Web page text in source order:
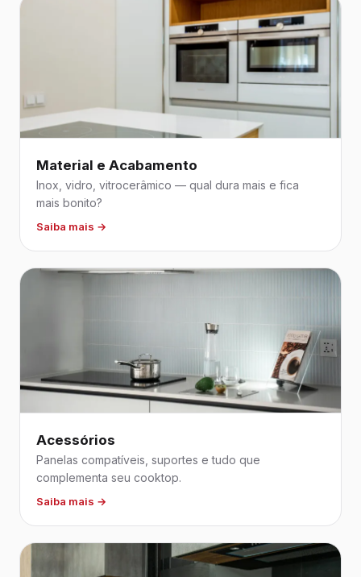
Material e Acabamento
Inox, vidro, vitrocerâmico — qual dura mais e fica
mais bonito?
Saiba mais →
Acessórios
Panelas compatíveis, suportes e tudo que
complementa seu cooktop.
Saiba mais →